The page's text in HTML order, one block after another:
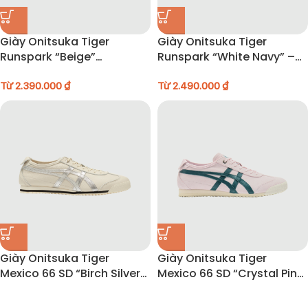
Giày Onitsuka Tiger
Runspark “Beige”
Từ2.390.000₫
Giày Onitsuka Tiger
Runspark “White Navy” –
Từ2.490.000₫
Giày Onitsuka Tiger
Mexico 66 SD “Birch Silver”
Giày Onitsuka Tiger
Mexico 66 SD “Crystal Pink